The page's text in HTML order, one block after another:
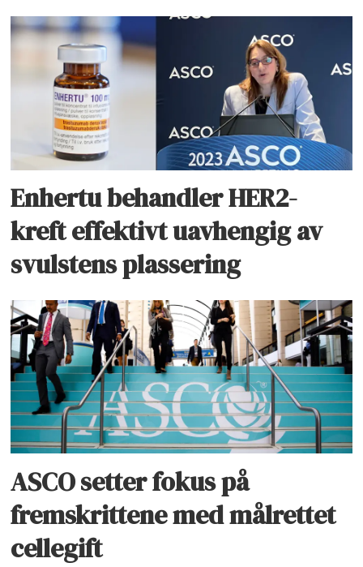
Enhertu behandler HER2-
kreft effektivt uavhengig av
svulstens plassering
ASCO setter fokus på
fremskrittene med målrettet
cellegift